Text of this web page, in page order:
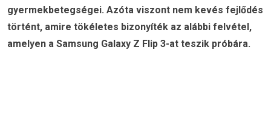
gyermekbetegségei. Azóta viszont nem kevés fejlődés
történt, amire tökéletes bizonyíték az alábbi felvétel,
amelyen a Samsung Galaxy Z Flip 3-at teszik próbára.